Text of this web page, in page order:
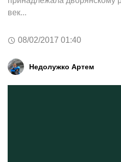
век...
08/02/2017 01:40
Недолужко Артем